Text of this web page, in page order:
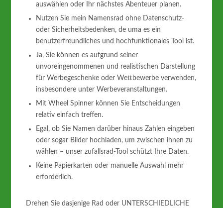
auswählen oder Ihr nächstes Abenteuer planen.
Nutzen Sie mein Namensrad ohne Datenschutz-
oder Sicherheitsbedenken, de uma es ein
benutzerfreundliches und hochfunktionales Tool ist.
Ja, Sie können es aufgrund seiner
unvoreingenommenen und realistischen Darstellung
für Werbegeschenke oder Wettbewerbe verwenden,
insbesondere unter Werbeveranstaltungen.
Mit Wheel Spinner können Sie Entscheidungen
relativ einfach treffen.
Egal, ob Sie Namen darüber hinaus Zahlen eingeben
oder sogar Bilder hochladen, um zwischen ihnen zu
wählen – unser zufallsrad-Tool schützt Ihre Daten.
Keine Papierkarten oder manuelle Auswahl mehr
erforderlich.
Drehen Sie dasjenige Rad oder UNTERSCHIEDLICHE